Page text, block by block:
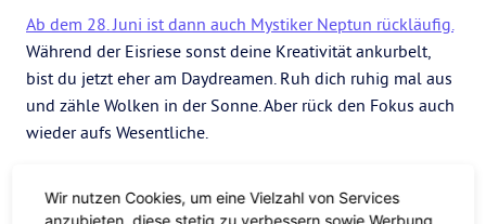
Ab dem 28. Juni ist dann auch Mystiker Neptun rückläufig.
Während der Eisriese sonst deine Kreativität ankurbelt,
bist du jetzt eher am Daydreamen. Ruh dich ruhig mal aus
und zähle Wolken in der Sonne. Aber rück den Fokus auch
wieder aufs Wesentliche.
Wir nutzen Cookies, um eine Vielzahl von Services
anzubieten, diese stetig zu verbessern sowie Werbung